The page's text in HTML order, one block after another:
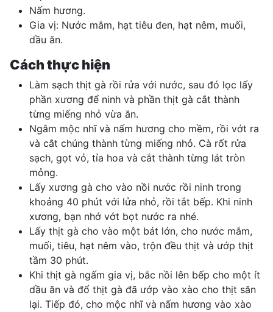
Nấm hương.
Gia vị: Nước mắm, hạt tiêu đen, hạt nêm, muối,
dầu ăn.
Cách thực hiện
Làm sạch thịt gà rồi rửa với nước, sau đó lọc lấy
phần xương để ninh và phần thịt gà cắt thành
từng miếng nhỏ vừa ăn.
Ngâm mộc nhĩ và nấm hương cho mềm, rồi vớt ra
và cắt chúng thành từng miếng nhỏ. Cà rốt rửa
sạch, gọt vỏ, tỉa hoa và cắt thành từng lát tròn
mỏng.
Lấy xương gà cho vào nồi nước rồi ninh trong
khoảng 40 phút với lửa nhỏ, rồi tắt bếp. Khi ninh
xương, bạn nhớ vớt bọt nước ra nhé.
Lấy thịt gà cho vào một bát lớn, cho nước mắm,
muối, tiêu, hạt nêm vào, trộn đều thịt và ướp thịt
tầm 30 phút.
Khi thịt gà ngấm gia vị, bắc nồi lên bếp cho một ít
dầu ăn và đổ thịt gà đã ướp vào xào cho thịt săn
lại. Tiếp đó, cho mộc nhĩ và nấm hương vào xào